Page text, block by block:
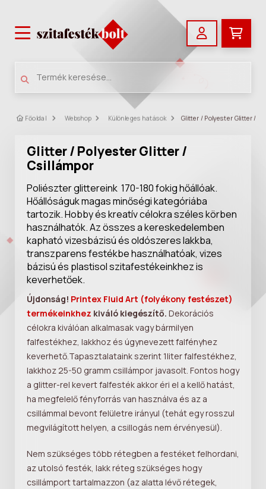
Főoldal Webshop Különleges hatások Glitter / Polyester Glitter /
Glitter / Polyester Glitter /
Csillámpor
Poliészter glittereink 170-180 fokig hőállóak.
Hőállóságuk magas minőségi kategóriába
tartozik. Hobby és kreatív célokra széles körben
használhatók. Az összes a kereskedelemben
kapható vizesbázisú és oldószeres lakkba,
transzparens festékbe használhatóak, vizes
bázisú és plastisol szitafestékeinkhez is
keverhetőek.
Újdonság! Printex Fluid Art (folyékony festészet)
termékeinkhez kiváló kiegészítő. Dekorációs
célokra kiválóan alkalmasak vagy bármilyen
falfestékhez, lakkhoz és úgynevezett falfényhez
keverhető.Tapasztalataink szerint 1liter falfestékhez,
lakkhoz 25-50 gramm csillámpor javasolt. Fontos hogy
a glitter-rel kevert falfesték akkor éri el a kellő hatást,
ha megfelelő fényforrás van használva és az a
csillámmal bevont felületre irányul (tehát egy rosszul
megvilágított helyen, a csillogás nem érvényesül).
Nem szükséges több rétegben a festéket felhordani,
az utolsó festék, lakk réteg szükséges hogy
csillámport tartalmazzon (az alatta lévő rétegek,